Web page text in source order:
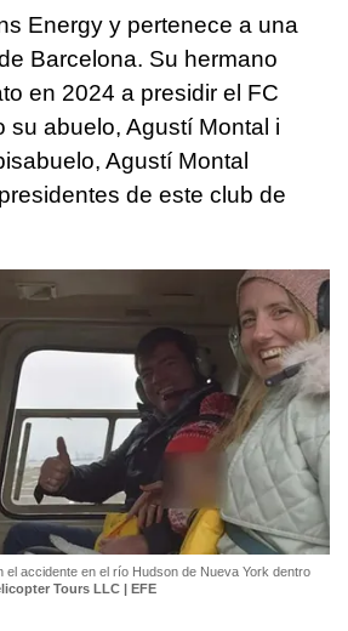
Energy y pertenece a una
Barcelona. Su hermano
en 2024 a presidir el FC
su abuelo, Agustí Montal i
Agustí Montal
de este club de
el accidente en el río Hudson de Nueva York dentro
Tours LLC | EFE